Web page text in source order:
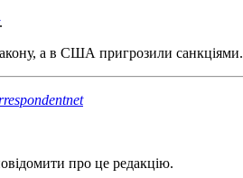
.
а в США пригрозили санкціями.
про це редакцію.